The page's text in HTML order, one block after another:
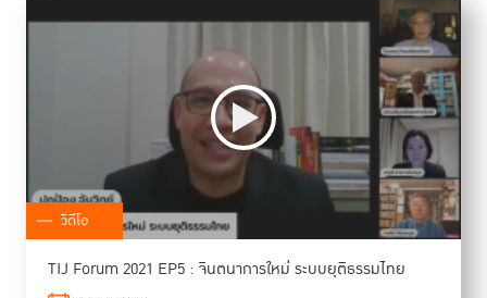
วิดีโอ
TIJ Forum 2021 EP5 : จินตนาการใหม่ ระบบยุติธรรมไทย